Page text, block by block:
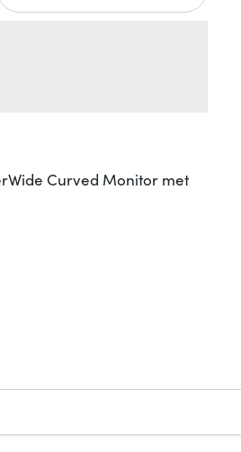
Curved Monitor met